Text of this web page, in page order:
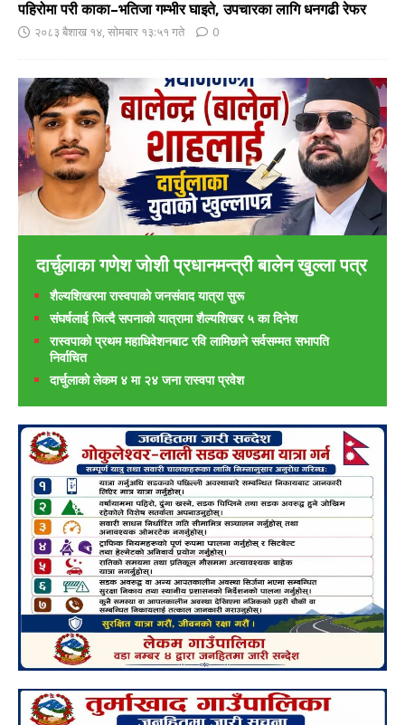
पहिरोमा परी काका–भतिजा गम्भीर घाइते, उपचारका लागि धनगढी रेफर
२०८३ बैशाख १४, सोमबार १३:५१ गते 0
दार्चुलाका गणेश जाेशी प्रधानमन्त्री बालेन खुल्ला पत्र
शैल्यशिखरमा रास्वपाकाे जनसंवाद यात्रा सुरू
संघर्षलाई जित्दै सपनाको यात्रामा शैल्यशिखर ५ का दिनेश
रास्वपाको प्रथम महाधिवेशनबाट रवि लामिछाने सर्वसम्मत सभापति
निर्वाचित
दार्चुलाको लेकम ४ मा २४ जना रास्वपा प्रवेश